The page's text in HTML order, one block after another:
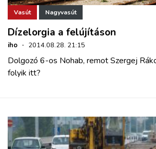
Vasút Nagyvasút
Dízelorgia a felújításon
iho · 2014.08.28. 21:15
Dolgozó 6-os Nohab, remot Szergej
folyik itt?